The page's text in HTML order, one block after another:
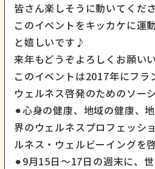
皆さん楽しそうに動いてくだ
このイベントをキッカケに運
と嬉しいです♪
来年もどうぞよろしくお願い
このイベントは2017年にフラ
ウェルネス啓発のためのソー
⚫︎心身の健康、地域の健康、
界のウェルネスプロフェッシ
ルネス・ウェルビーイングを
⚫︎9月15日～17日の週末に、